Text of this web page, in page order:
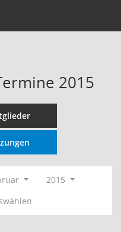
2015
2015